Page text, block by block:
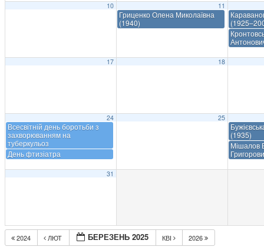
10 11
Гриценко Олена Миколаївна
(1940)
17 18
24
Всесвітній день боротьби з
захворюванням на
туберкульоз
День фтизіатра
25
(1935)
Мішалов
31
2024 ЛЮТ БЕРЕЗЕНЬ 2025 КВІ 2026